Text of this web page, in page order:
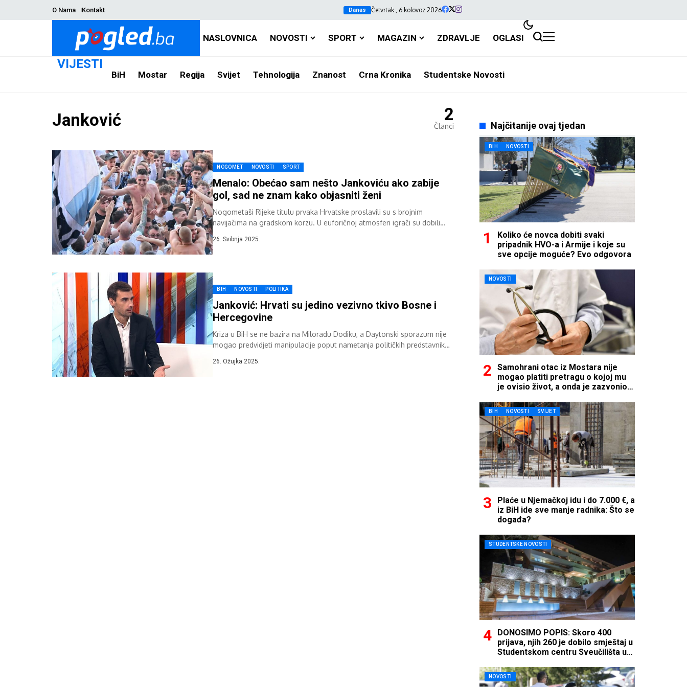
O Nama Kontakt Danas Četvrtak , 6 kolovoz 2026
NASLOVNICA NOVOSTI SPORT MAGAZIN ZDRAVLJE OGLASI
VIJESTI
BiH Mostar Regija Svijet Tehnologija Znanost Crna Kronika Studentske Novosti
Janković 2
Članci
NOGOMET NOVOSTI SPORT
Menalo: Obećao sam nešto Jankoviću ako zabije
gol, sad ne znam kako objasniti ženi
Nogometaši Rijeke titulu prvaka Hrvatske proslavili su s brojnim
navijačima na gradskom korzu. U euforičnoj atmosferi igrači su dobili
26. Svibnja 2025.
BIH NOVOSTI POLITIKA
Janković: Hrvati su jedino vezivno tkivo Bosne i
Hercegovine
Kriza u BiH se ne bazira na Miloradu Dodiku, a Daytonski sporazum nije
mogao predvidjeti manipulacije poput nametanja političkih predstavnika
26. Ožujka 2025.
Najčitanije ovaj tjedan
BIH NOVOSTI
Koliko će novca dobiti svaki
pripadnik HVO-a i Armije i koje su
sve opcije moguće? Evo odgovora
NOVOSTI
Samohrani otac iz Mostara nije
mogao platiti pretragu o kojoj mu
je ovisio život, a onda je zazvonio
BIH NOVOSTI SVIJET
Plaće u Njemačkoj idu i do 7.000 €, a
iz BiH ide sve manje radnika: Što se
događa?
STUDENTSKE NOVOSTI
DONOSIMO POPIS: Skoro 400
prijava, njih 260 je dobilo smještaj u
Studentskom centru Sveučilišta u
NOVOSTI